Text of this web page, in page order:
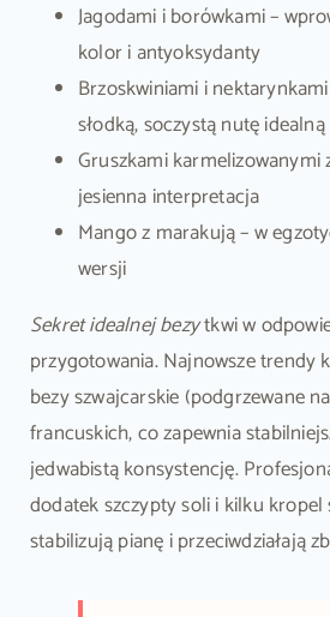
Jagodami i borówkami –
kolor i antyoksydanty
Brzoskwiniami i
słodką, soczystą nutę
Gruszkami
jesienna interpretacja
Mango z marakują – w
wersji
Sekret idealnej bezytkwi w
przygotowania. Najnowsze trendy
bezy szwajcarskie (podgrzewane
francuskich, co zapewnia
jedwabistą konsystencję.
dodatek szczypty soli i kilku
stabilizują pianę i przeciwdziałają